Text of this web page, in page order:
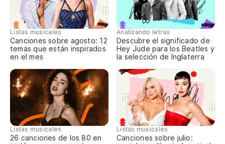
Listas musicales
Canciones sobre agosto: 12
temas que están inspirados
en el mes
Analizando letras
Descubre el significado de
Hey Jude para los Beatles y
la selección de Inglaterra
Listas musicales
26 canciones de los 80 en
Listas musicales
Canciones sobre julio: